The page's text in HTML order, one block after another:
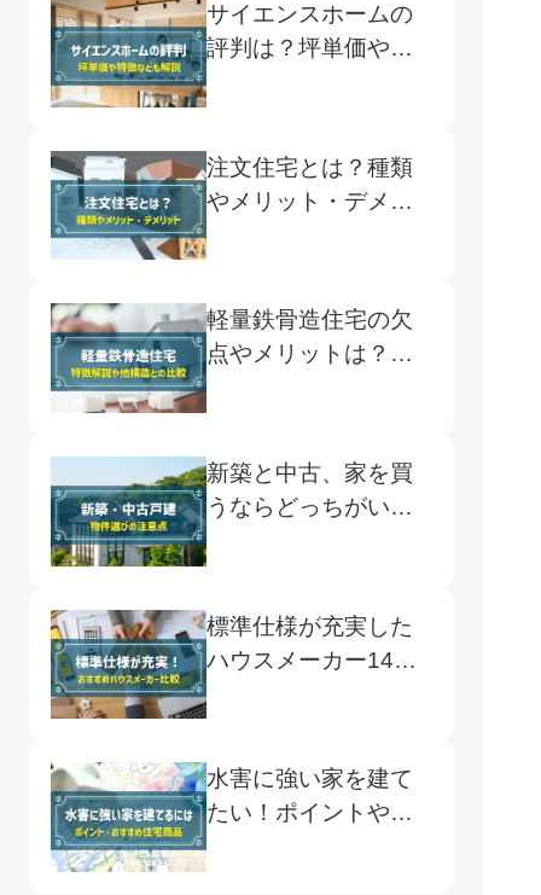
サイエンスホームの
評判は？坪単価や特
徴など注文住宅に失
敗しないための基礎
知識
注文住宅とは？種類
やメリット・デメリ
ット、費用相場を解
説
軽量鉄骨造住宅の欠
点やメリットは？木
造や鉄筋コンクリー
ト造との違いを解説
新築と中古、家を買
うならどっちがい
い？メリット・デメ
リットを解説
標準仕様が充実した
ハウスメーカー14
選！比較一覧表や確
認方法も解説
水害に強い家を建て
たい！ポイントやお
すすめハウスメーカ
ーの住宅商品を解説